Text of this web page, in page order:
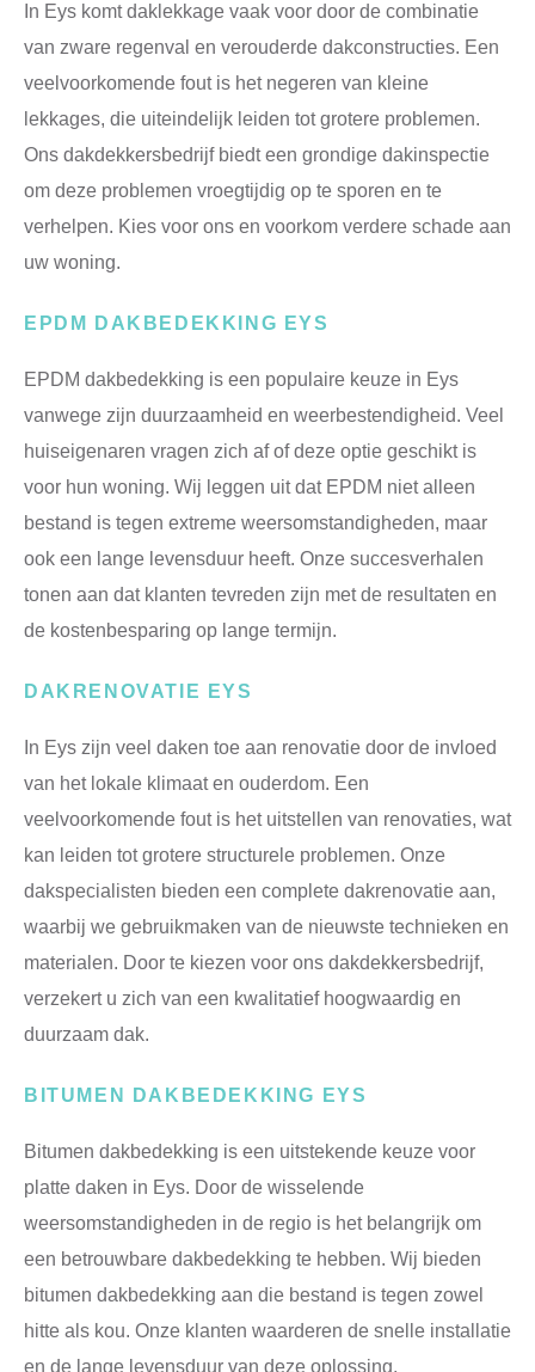
In Eys komt daklekkage vaak voor door de combinatie
van zware regenval en verouderde dakconstructies. Een
veelvoorkomende fout is het negeren van kleine
lekkages, die uiteindelijk leiden tot grotere problemen.
Ons dakdekkersbedrijf biedt een grondige dakinspectie
om deze problemen vroegtijdig op te sporen en te
verhelpen. Kies voor ons en voorkom verdere schade aan
uw woning.
EPDM DAKBEDEKKING EYS
EPDM dakbedekking is een populaire keuze in Eys
vanwege zijn duurzaamheid en weerbestendigheid. Veel
huiseigenaren vragen zich af of deze optie geschikt is
voor hun woning. Wij leggen uit dat EPDM niet alleen
bestand is tegen extreme weersomstandigheden, maar
ook een lange levensduur heeft. Onze succesverhalen
tonen aan dat klanten tevreden zijn met de resultaten en
de kostenbesparing op lange termijn.
DAKRENOVATIE EYS
In Eys zijn veel daken toe aan renovatie door de invloed
van het lokale klimaat en ouderdom. Een
veelvoorkomende fout is het uitstellen van renovaties, wat
kan leiden tot grotere structurele problemen. Onze
dakspecialisten bieden een complete dakrenovatie aan,
waarbij we gebruikmaken van de nieuwste technieken en
materialen. Door te kiezen voor ons dakdekkersbedrijf,
verzekert u zich van een kwalitatief hoogwaardig en
duurzaam dak.
BITUMEN DAKBEDEKKING EYS
Bitumen dakbedekking is een uitstekende keuze voor
platte daken in Eys. Door de wisselende
weersomstandigheden in de regio is het belangrijk om
een betrouwbare dakbedekking te hebben. Wij bieden
bitumen dakbedekking aan die bestand is tegen zowel
hitte als kou. Onze klanten waarderen de snelle installatie
en de lange levensduur van deze oplossing.